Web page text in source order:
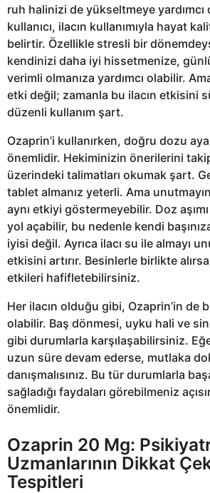
ruh halinizi de yükseltmeye
kullanıcı, ilacın kullanımıyla hayat
belirtir. Özellikle stresli bir
kendinizi daha iyi hissetmenize,
verimli olmanıza yardımcı olabilir.
etki değil; zamanla bu ilacın etkisini
düzenli kullanım şart.
Ozaprin’i kullanırken, doğru dozu
önemlidir. Hekiminizin önerilerini
üzerindeki talimatları okumak şart.
tablet almanız yeterli. Ama
aynı etkiyi göstermeyebilir. Doz
yol açabilir, bu nedenle kendi
iyisi değil. Ayrıca ilacı su ile almayı
etkisini artırır. Besinlerle birlikte
etkileri hafifletebilirsiniz.
Her ilacın olduğu gibi, Ozaprin’in de
olabilir. Baş dönmesi, uyku hali ve
gibi durumlarla karşılaşabilirsiniz.
uzun süre devam ederse, mutlaka
danışmalısınız. Bu tür durumlarla
sağladığı faydaları görebilmeniz
önemlidir.
Ozaprin 20 Mg:
Uzmanlarının Dikkat
Tespitleri